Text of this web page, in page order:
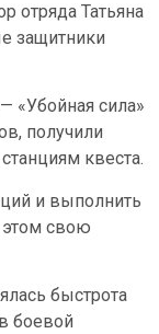
отряда Татьяна
защитники
«Убойная сила»
получили
квеста.
и выполнить
этом свою
быстрота
боевой